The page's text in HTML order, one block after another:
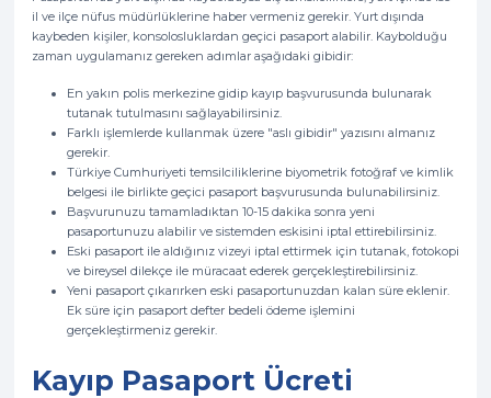
il ve ilçe nüfus müdürlüklerine haber vermeniz gerekir. Yurt dışında
kaybeden kişiler, konsolosluklardan geçici pasaport alabilir. Kaybolduğu
zaman uygulamanız gereken adımlar aşağıdaki gibidir:
En yakın polis merkezine gidip kayıp başvurusunda bulunarak
tutanak tutulmasını sağlayabilirsiniz.
Farklı işlemlerde kullanmak üzere "aslı gibidir" yazısını almanız
gerekir.
Türkiye Cumhuriyeti temsilciliklerine biyometrik fotoğraf ve kimlik
belgesi ile birlikte geçici pasaport başvurusunda bulunabilirsiniz.
Başvurunuzu tamamladıktan 10-15 dakika sonra yeni
pasaportunuzu alabilir ve sistemden eskisini iptal ettirebilirsiniz.
Eski pasaport ile aldığınız vizeyi iptal ettirmek için tutanak, fotokopi
ve bireysel dilekçe ile müracaat ederek gerçekleştirebilirsiniz.
Yeni pasaport çıkarırken eski pasaportunuzdan kalan süre eklenir.
Ek süre için pasaport defter bedeli ödeme işlemini
gerçekleştirmeniz gerekir.
Kayıp Pasaport Ücreti